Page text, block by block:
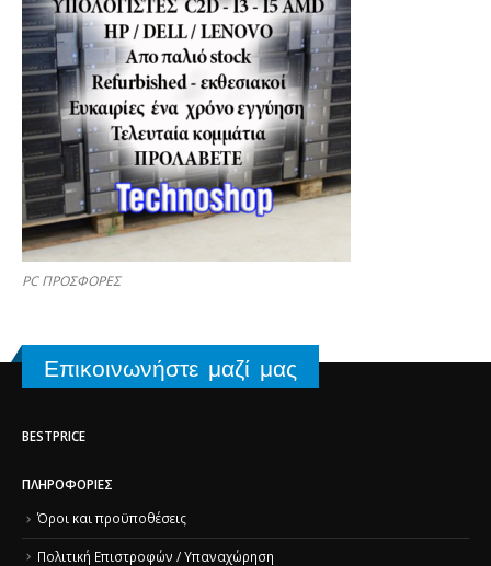
PC ΠΡΟΣΦΟΡΕΣ
Επικοινωνήστε μαζί μας
BESTPRICE
ΠΛΗΡΟΦΟΡΊΕΣ
Όροι και προϋποθέσεις
Πολιτική Επιστροφών / Υπαναχώρηση